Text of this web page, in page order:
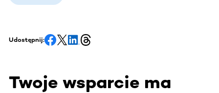
Udostępnij:
Twoje wsparcie ma